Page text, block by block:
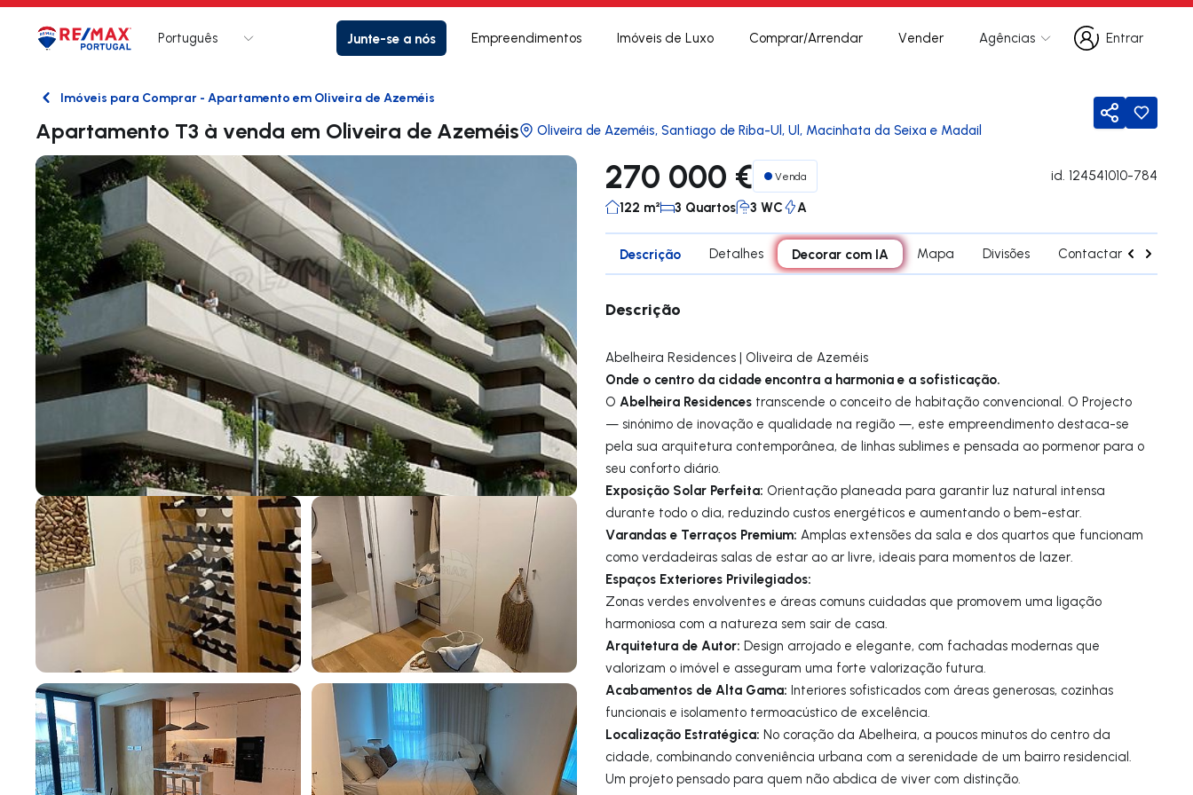
Logo Ir para página inicial
Português Junte-se a nós Empreendimentos Imóveis de Luxo Comprar/Arrendar Vender Agências
Entrar
Entrar
VoltarImóveis para Comprar - Apartamento em Oliveira de Azeméis
Apartamento T3 à venda em Oliveira de Azeméis Oliveira de Azeméis, Santiago de Riba-Ul, Ul, Macinhata da Seixa e Madail Partilhar
270 000 € Venda id. 124541010-784
122 m² 3 Quartos 3 WC A
Descrição Detalhes Decorar com IA Mapa Divisões Contactar agente
Descrição
Abelheira Residences | Oliveira de Azeméis
Onde o centro da cidade encontra a harmonia e a sofisticação.
O Abelheira Residences transcende o conceito de habitação convencional. O Projecto
— sinónimo de inovação e qualidade na região —, este empreendimento destaca-se
pela sua arquitetura contemporânea, de linhas sublimes e pensada ao pormenor para o
seu conforto diário.
Exposição Solar Perfeita: Orientação planeada para garantir luz natural intensa
durante todo o dia, reduzindo custos energéticos e aumentando o bem-estar.
Varandas e Terraços Premium: Amplas extensões da sala e dos quartos que funcionam
como verdadeiras salas de estar ao ar livre, ideais para momentos de lazer.
Espaços Exteriores Privilegiados:
Zonas verdes envolventes e áreas comuns cuidadas que promovem uma ligação
harmoniosa com a natureza sem sair de casa.
Arquitetura de Autor: Design arrojado e elegante, com fachadas modernas que
valorizam o imóvel e asseguram uma forte valorização futura.
Acabamentos de Alta Gama: Interiores sofisticados com áreas generosas, cozinhas
funcionais e isolamento termoacústico de excelência.
Localização Estratégica: No coração da Abelheira, a poucos minutos do centro da
cidade, combinando conveniência urbana com a serenidade de um bairro residencial.
Um projeto pensado para quem não abdica de viver com distinção.